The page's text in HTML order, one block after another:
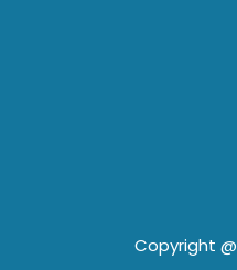
Copyright @